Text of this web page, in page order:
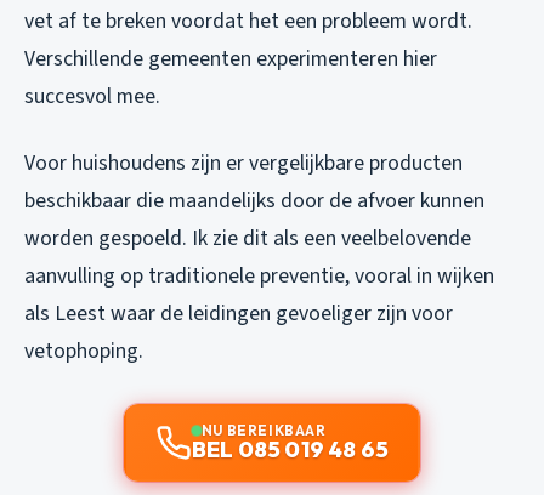
vet af te breken voordat het een probleem wordt.
Verschillende gemeenten experimenteren hier
succesvol mee.
Voor huishoudens zijn er vergelijkbare producten
beschikbaar die maandelijks door de afvoer kunnen
worden gespoeld. Ik zie dit als een veelbelovende
aanvulling op traditionele preventie, vooral in wijken
als Leest waar de leidingen gevoeliger zijn voor
vetophoping.
NU BEREIKBAAR
BEL 085 019 48 65